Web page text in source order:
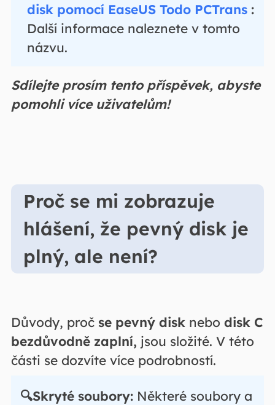
disk pomocí EaseUS Todo PCTrans :
Další informace naleznete v tomto
názvu.
Sdílejte prosím tento příspěvek, abyste
pomohli více uživatelům!
Proč se mi zobrazuje
hlášení, že pevný disk je
plný, ale není?
Důvody, proč se pevný disk nebo disk C
bezdůvodně zaplní, jsou složité. V této
části se dozvíte více podrobností.
🔍Skryté soubory:Některé soubory a